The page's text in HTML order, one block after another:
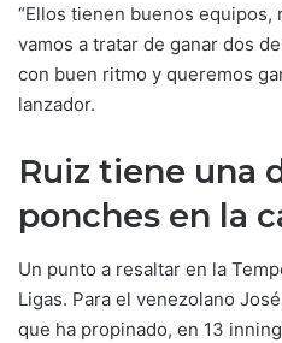
“Ellos tienen buenos
vamos a tratar de ganar dos
con buen ritmo y queremos
lanzador.
Ruiz tiene una
ponches en la
Un punto a resaltar en la
Ligas. Para el venezolano
que ha propinado, en 13